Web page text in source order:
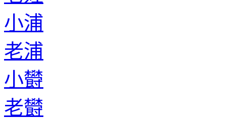
小浦
老浦
小欎
老欎